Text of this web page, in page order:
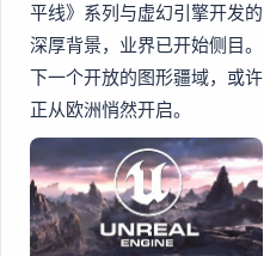
平线》系列与虚幻引擎开发的
深厚背景，业界已开始侧目。
下一个开放的图形疆域，或许
正从欧洲悄然开启。